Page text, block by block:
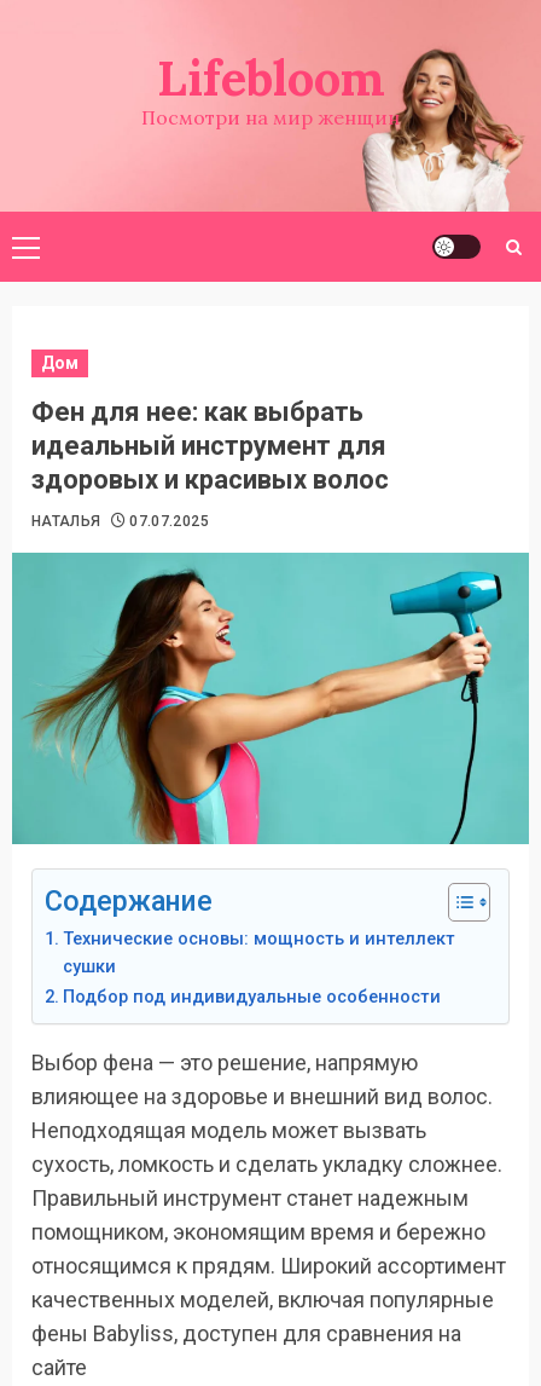
Lifebloom
Посмотри на мир женщин
Основное
меню
Дом
Фен для нее: как выбрать
идеальный инструмент для
здоровых и красивых волос
НАТАЛЬЯ 07.07.2025
Содержание
Технические основы: мощность и интеллект
сушки
Подбор под индивидуальные особенности
Выбор фена — это решение, напрямую
влияющее на здоровье и внешний вид волос.
Неподходящая модель может вызвать
сухость, ломкость и сделать укладку сложнее.
Правильный инструмент станет надежным
помощником, экономящим время и бережно
относящимся к прядям. Широкий ассортимент
качественных моделей, включая популярные
фены Babyliss, доступен для сравнения на
сайте